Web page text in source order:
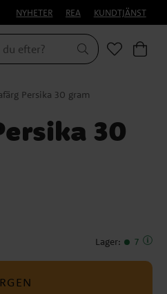
NYHETER REA KUNDTJÄNST
Persika 30 gram
30
Lager: 7